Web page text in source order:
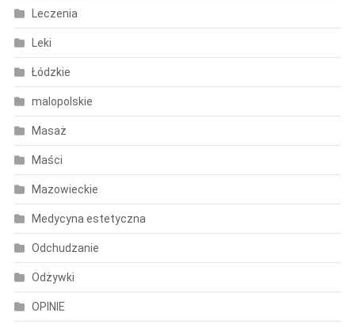
Leczenia
Leki
Łódzkie
malopolskie
Masaż
Maści
Mazowieckie
Medycyna estetyczna
Odchudzanie
Odżywki
OPINIE